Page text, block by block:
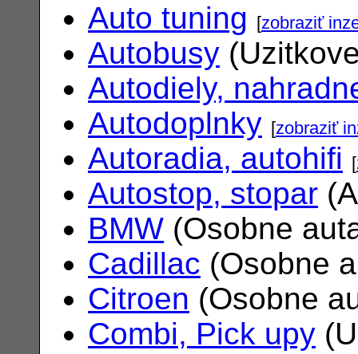
Auto tuning [zobraziť
Autobusy
Autodiely,
Autodoplnky [zobraziť
Autoradia, autohifi [
Autostop, stopar
BMW (Osobne
Cadillac (Osobne
Citroen (Osobne
Combi, Pick upy